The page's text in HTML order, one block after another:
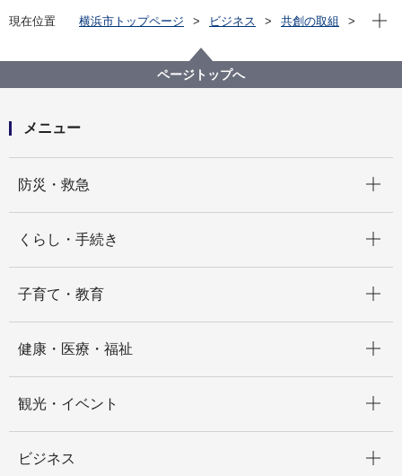
現在位置 横浜市トップページ ビジネス
共創の取組
横浜市救急医療センター指定管理者の公募（第２期）
現在
ページトップへ
メニュー
防災・救急
くらし・手続き
子育て・教育
健康・医療・福祉
観光・イベント
ビジネス